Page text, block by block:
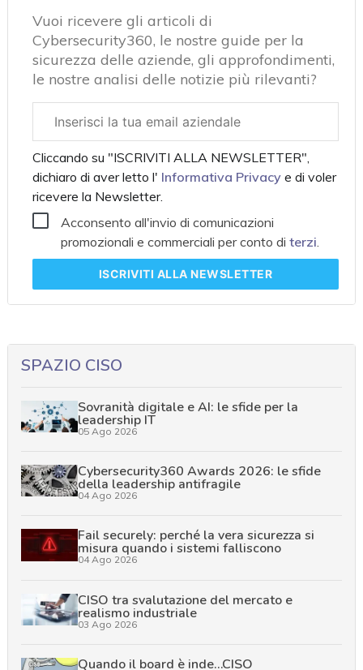
Vuoi ricevere gli articoli di
Cybersecurity360, le nostre guide per la
sicurezza delle aziende, gli approfondimenti,
le nostre analisi delle notizie più rilevanti?
aziendale
Cliccando su "ISCRIVITI ALLA NEWSLETTER",
dichiaro di aver letto l' Informativa Privacye di voler
ricevere la Newsletter.
Acconsento all'invio di comunicazioni
promozionali e commerciali per conto diterzi
ISCRIVITI ALLA NEWSLETTER
SPAZIO CISO
Sovranità digitale e AI: le sfide per la
leadership IT
05 Ago 2026
Cybersecurity360 Awards 2026: le sfide
della leadership antifragile
04 Ago 2026
Fail securely: perché la vera sicurezza si
misura quando i sistemi falliscono
04 Ago 2026
CISO tra svalutazione del mercato e
realismo industriale
03 Ago 2026
Quando il board è inde…CISO